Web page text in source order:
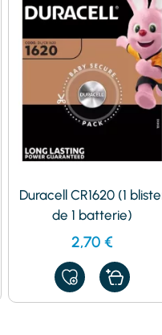
Duracell CR1620 (1
de 1 batterie)
2,70 €
AJOUTER
À
MES